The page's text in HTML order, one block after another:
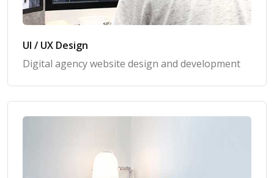
UI / UX Design
Digital agency website design and development